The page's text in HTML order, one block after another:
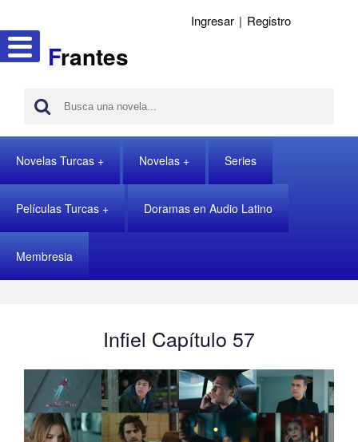
Frantes
Ingresar | Registro
Novelas Turcas Novelas Series
Películas Turcas Doramas en Audio Latino
Membresia
Infiel Capítulo 57